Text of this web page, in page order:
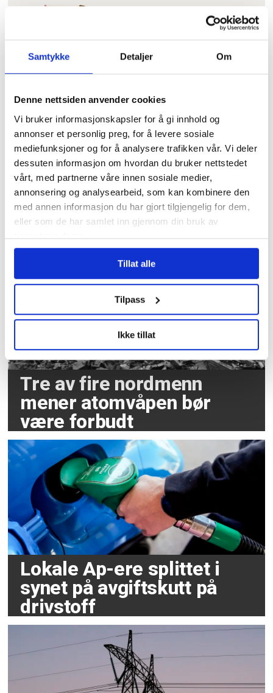
Samtykke Detaljer Om
Denne nettsiden anvender cookies
Vi bruker informasjonskapsler for å gi innhold og
annonser et personlig preg, for å levere sosiale
mediefunksjoner og for å analysere trafikken vår. Vi deler
dessuten informasjon om hvordan du bruker nettstedet
vårt, med partnerne våre innen sosiale medier,
annonsering og analysearbeid, som kan kombinere den
med annen informasjon du har gjort tilgjengelig for dem,
eller som de har samlet inn gjennom din bruk av
tjenestene deres.
Tillat alle
Tilpass
Ikke tillat
Tannhelse: Se om du
har krav på gratis
tannbehandling
uten å vite det
varslet om
Uranienborghjemmet:
– De tar svaret for god
fisk
Fruktsukker utpekt
som driver for kreft
Les flere nyheter:
Tre av fire nordmenn
mener atomvåpen bør
være forbudt
Lokale Ap-ere splittet i
synet på avgiftskutt på
drivstoff